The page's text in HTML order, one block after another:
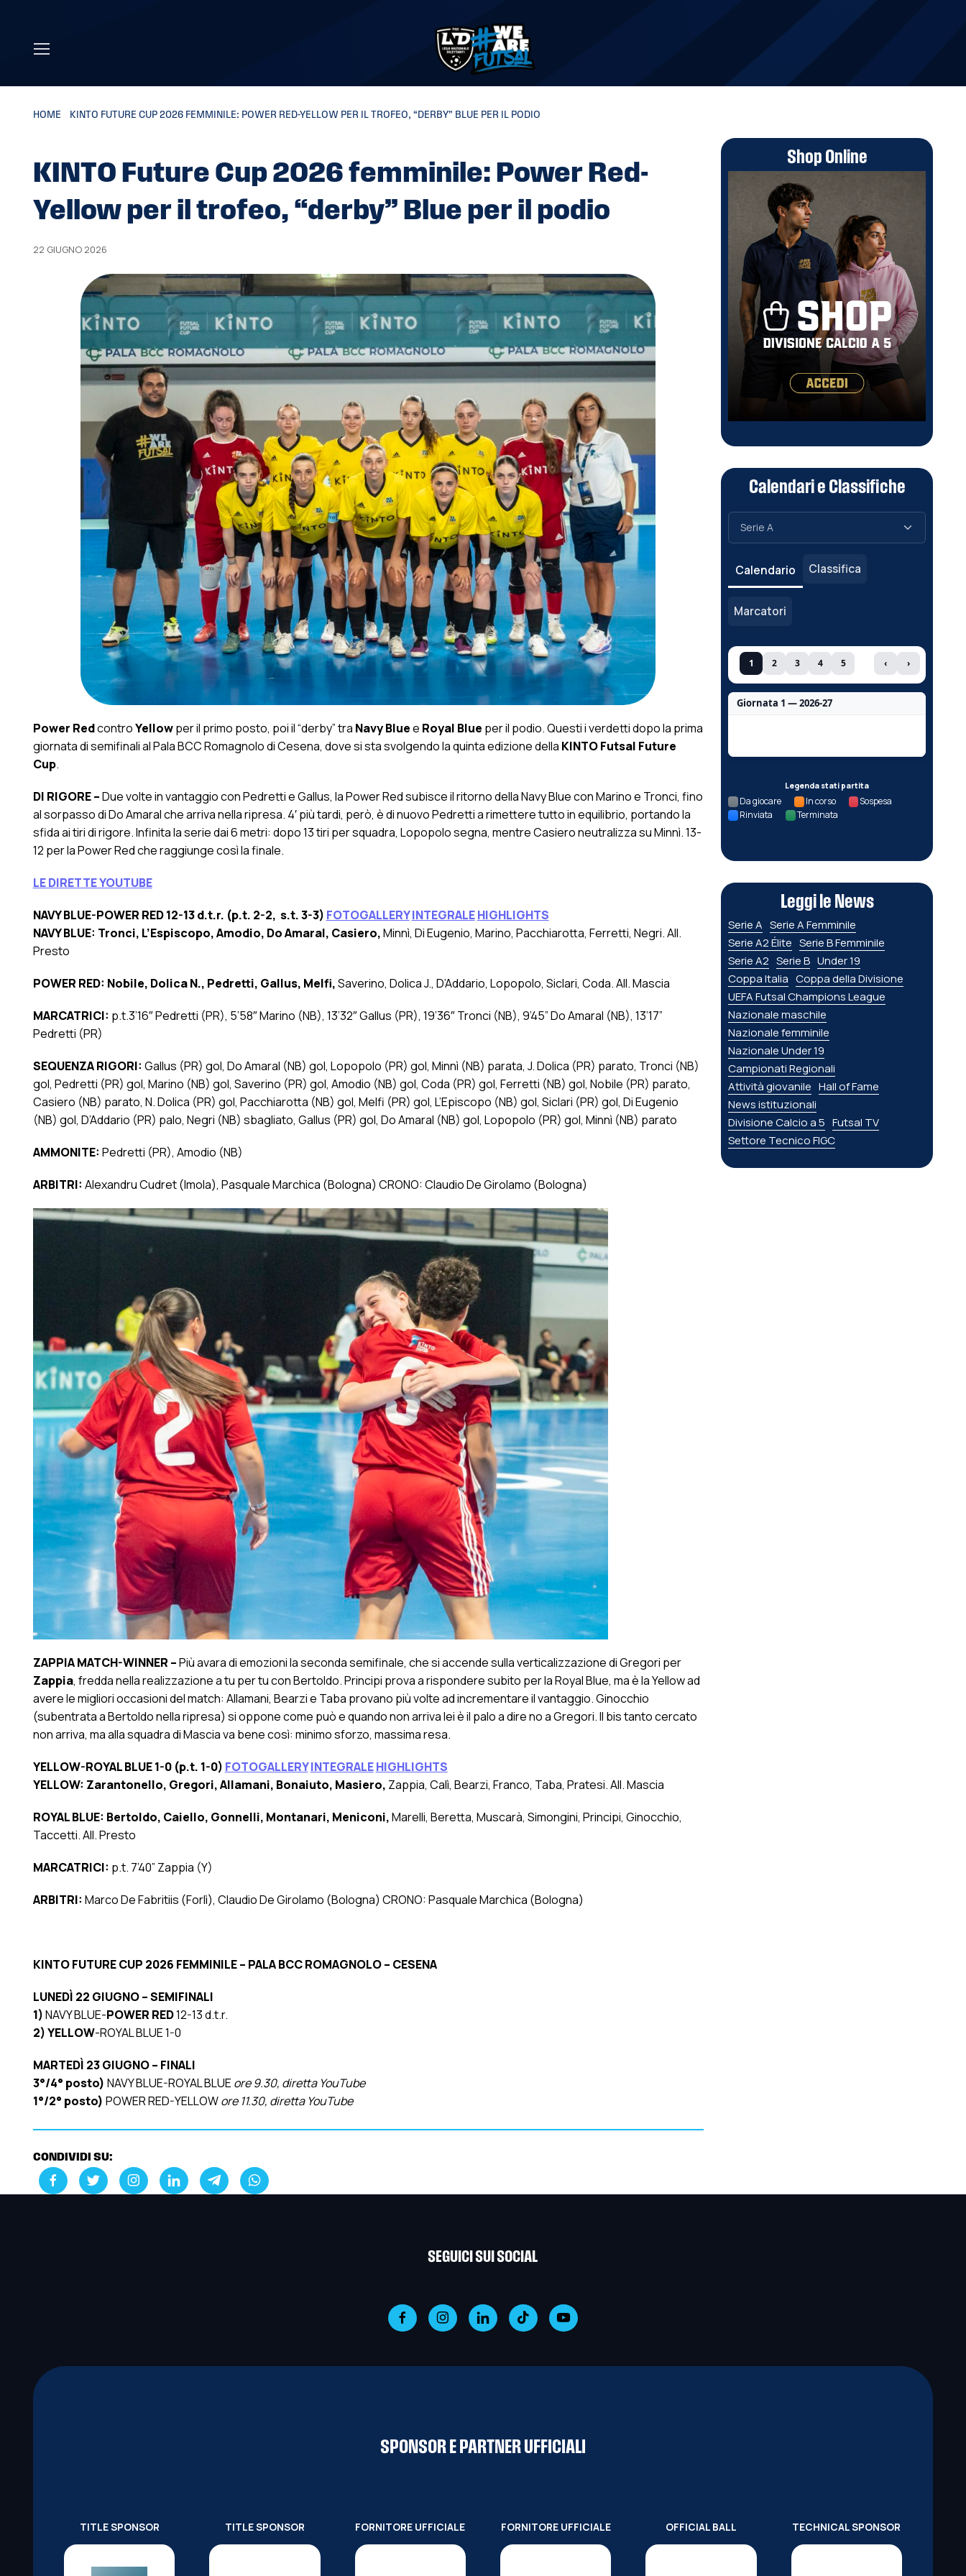
HOME KINTO FUTURE CUP 2026 FEMMINILE: POWER RED-YELLOW PER IL TROFEO, “DERBY” BLUE PER IL PODIO
KINTO Future Cup 2026 femminile: Power Red-
Yellow per il trofeo, “derby” Blue per il podio
22 GIUGNO 2026
Power RedcontroYellowper il primo posto, poi il “derby” tra Navy Bluee Royal Blue per il podio. Questi i verdetti dopo la prima
giornata di semifinali al Pala BCC Romagnolo di Cesena, dove si sta svolgendo la quinta edizione della KINTO Futsal Future
Cup.
DI RIGORE –Due volte in vantaggio con Pedretti e Gallus, la Power Red subisce il ritorno della Navy Blue con Marino e Tronci, fino
al sorpasso di Do Amaral che arriva nella ripresa. 4′ più tardi, però, è di nuovo Pedretti a rimettere tutto in equilibrio, portando la
sfida ai tiri di rigore. Infinita la serie dai 6 metri: dopo 13 tiri per squadra, Lopopolo segna, mentre Casiero neutralizza su Minnì. 13-
12 per la Power Red che raggiunge così la finale.
LE DIRETTE YOUTUBE
NAVY BLUE-POWER RED 12-13 d.t.r. (p.t. 2-2, s.t. 3-3) FOTOGALLERY INTEGRALE HIGHLIGHTS
NAVY BLUE: Tronci, L’Espiscopo, Amodio, Do Amaral, Casiero,Minnì, Di Eugenio, Marino, Pacchiarotta, Ferretti, Negri. All.
Presto
POWER RED: Nobile, Dolica N., Pedretti, Gallus, Melfi,Saverino, Dolica J., D’Addario, Lopopolo, Siclari, Coda. All. Mascia
MARCATRICI: p.t.3’16″ Pedretti (PR), 5’58″ Marino (NB), 13’32″ Gallus (PR), 19’36″ Tronci (NB), 9’45” Do Amaral (NB), 13’17”
Pedretti (PR)
SEQUENZA RIGORI: Gallus (PR) gol, Do Amaral (NB) gol, Lopopolo (PR) gol, Minnì (NB) parata, J. Dolica (PR) parato, Tronci (NB)
gol, Pedretti (PR) gol, Marino (NB) gol, Saverino (PR) gol, Amodio (NB) gol, Coda (PR) gol, Ferretti (NB) gol, Nobile (PR) parato,
Casiero (NB) parato, N. Dolica (PR) gol, Pacchiarotta (NB) gol, Melfi (PR) gol, L’Episcopo (NB) gol, Siclari (PR) gol, Di Eugenio
(NB) gol, D’Addario (PR) palo, Negri (NB) sbagliato, Gallus (PR) gol, Do Amaral (NB) gol, Lopopolo (PR) gol, Minnì (NB) parato
AMMONITE: Pedretti (PR), Amodio (NB)
ARBITRI: Alexandru Cudret (Imola), Pasquale Marchica (Bologna) CRONO: Claudio De Girolamo (Bologna)
ZAPPIA MATCH-WINNER –Più avara di emozioni la seconda semifinale, che si accende sulla verticalizzazione di Gregori per
Zappia, fredda nella realizzazione a tu per tu con Bertoldo. Principi prova a rispondere subito per la Royal Blue, ma è la Yellow ad
avere le migliori occasioni del match: Allamani, Bearzi e Taba provano più volte ad incrementare il vantaggio. Ginocchio
(subentrata a Bertoldo nella ripresa) si oppone come può e quando non arriva lei è il palo a dire no a Gregori. Il bis tanto cercato
non arriva, ma alla squadra di Mascia va bene così: minimo sforzo, massima resa.
YELLOW-ROYAL BLUE 1-0 (p.t. 1-0) FOTOGALLERY INTEGRALE HIGHLIGHTS
YELLOW: Zarantonello, Gregori, Allamani, Bonaiuto, Masiero, Zappia, Calì, Bearzi, Franco, Taba, Pratesi. All. Mascia
ROYAL BLUE: Bertoldo, Caiello, Gonnelli, Montanari, Meniconi,Marelli, Beretta, Muscarà, Simongini, Principi, Ginocchio,
Taccetti. All. Presto
MARCATRICI: p.t. 7’40” Zappia (Y)
ARBITRI: Marco De Fabritiis (Forlì), Claudio De Girolamo (Bologna) CRONO: Pasquale Marchica (Bologna)
KINTO FUTURE CUP 2026 FEMMINILE – PALA BCC ROMAGNOLO – CESENA
LUNEDÌ 22 GIUGNO – SEMIFINALI
1)NAVY BLUE-POWER RED12-13 d.t.r.
2) YELLOW-ROYAL BLUE 1-0
MARTEDÌ 23 GIUGNO – FINALI
3°/4° posto) NAVY BLUE-ROYAL BLUE ore 9.30, diretta YouTube
1°/2° posto) POWER RED-YELLOWore 11.30, diretta YouTube
CONDIVIDI SU:
Shop Online
Calendari e Classifiche
Calendario Classifica
Marcatori
1 2 3 4 5 ‹ ›
Giornata 1 — 2026-27
Legenda stati partita
Da giocare In corso
Sospesa
Rinviata
Terminata
Leggi le News
Serie A Serie A Femminile
Serie A2 Élite Serie B Femminile
Serie A2 Serie B Under 19
Coppa Italia Coppa della Divisione
UEFA Futsal Champions League
Nazionale maschile
Nazionale femminile
Nazionale Under 19
Campionati Regionali
Attività giovanile Hall of Fame
News istituzionali
Divisione Calcio a 5 Futsal TV
Settore Tecnico FIGC
SEGUICI SUI SOCIAL
SPONSOR E PARTNER UFFICIALI
TITLE SPONSOR TITLE SPONSOR FORNITORE UFFICIALE FORNITORE UFFICIALE OFFICIAL BALL TECHNICAL SPONSOR